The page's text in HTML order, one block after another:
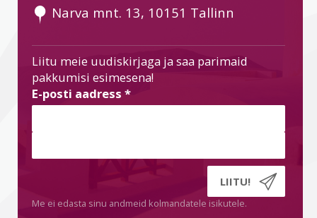
Narva mnt. 13, 10151 Tallinn
Liitu meie uudiskirjaga ja saa parimaid
pakkumisi esimesena!
E-posti aadress *
Me ei edasta sinu andmeid kolmandatele isikutele.